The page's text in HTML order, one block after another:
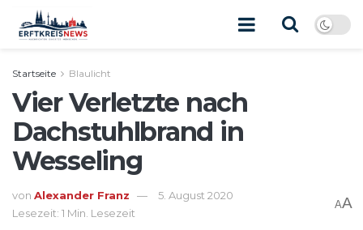
Startseite Blaulicht
Vier Verletzte nach
Dachstuhlbrand in
Wesseling
von Alexander Franz
5. August 2020
Lesezeit: 1 Min. Lesezeit
AA